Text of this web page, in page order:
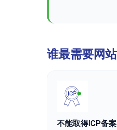
谁最需要网
不能取得ICP备